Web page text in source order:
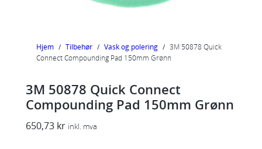
Hjem / Tilbehør / Vask og polering / 3M 50878 Quick
Connect Compounding Pad 150mm Grønn
3M 50878 Quick Connect
Compounding Pad 150mm Grønn
650,73 kr inkl. mva